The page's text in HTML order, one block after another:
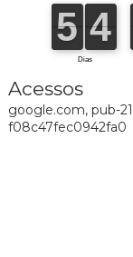
Acessos
google.com, pub-
f08c47fec0942fa0